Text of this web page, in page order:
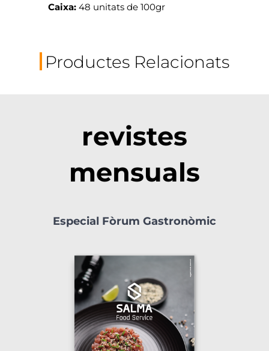
Caixa: 48 unitats de 100gr
Productes Relacionats
revistes
mensuals
Especial Fòrum Gastronòmic